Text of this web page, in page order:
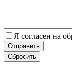
Я согласен на